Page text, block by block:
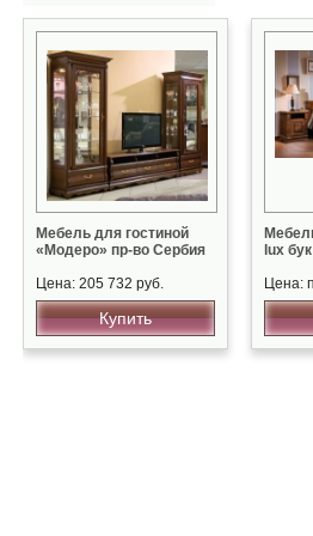
Мебель для гостиной
«Модеро» пр-во Сербия
Цена: 205 732 руб.
Купить
lux бук
Цена: